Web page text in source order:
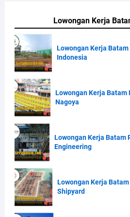
Lowongan Kerja
Lowongan Kerja Batam
Indonesia
Lowongan Kerja Batam
Nagoya
Lowongan Kerja Batam
Engineering
Lowongan Kerja
Shipyard